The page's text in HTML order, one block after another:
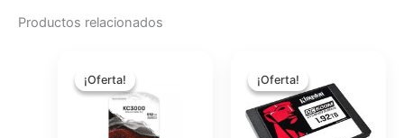
Productos relacionados
¡Oferta!
¡Oferta!precio
original
era:
$236.82.
¡Oferta!
¡Oferta!precio
original
era:
$697.50.
es:
$643.50.